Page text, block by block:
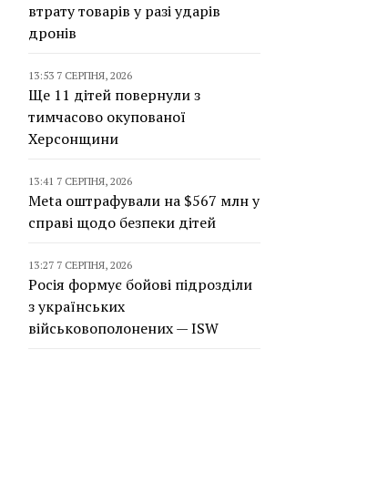
втрату товарів у разі ударів
дронів
13:53 7 СЕРПНЯ, 2026
Ще 11 дітей повернули з
тимчасово окупованої
Херсонщини
13:41 7 СЕРПНЯ, 2026
Meta оштрафували на $567 млн у
справі щодо безпеки дітей
13:27 7 СЕРПНЯ, 2026
Росія формує бойові підрозділи
з українських
військовополонених — ISW